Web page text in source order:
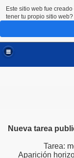
Nueva tarea
Tarea:
Aparición
Este sitio web fue
tener tu propio sitio web?